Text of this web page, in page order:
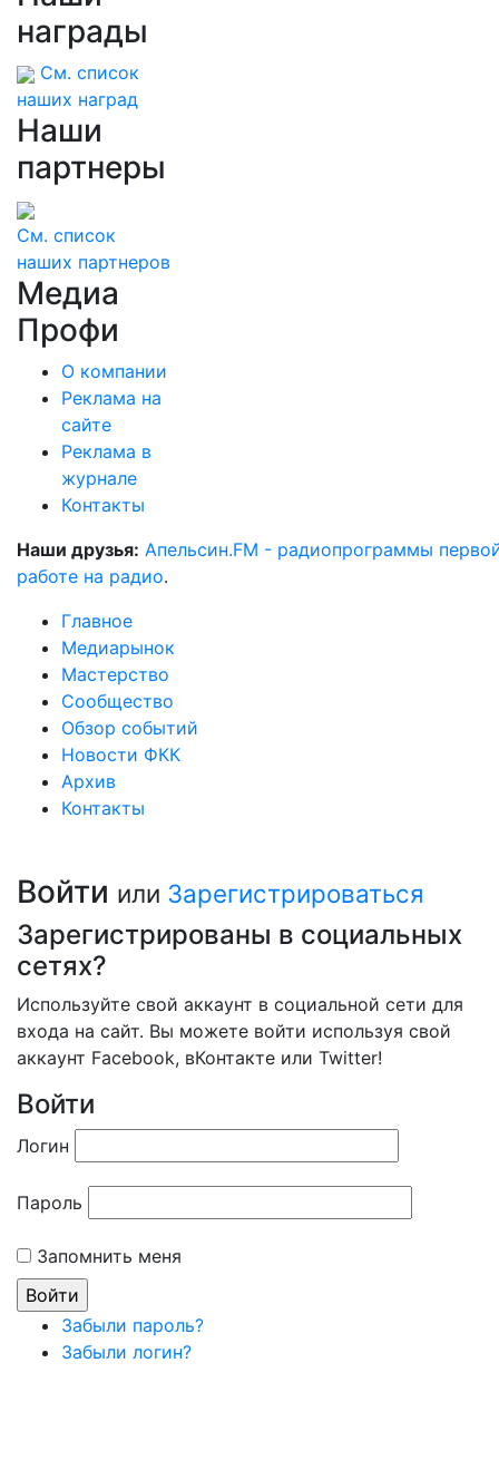
награды
См. список
наших наград
Наши
партнеры
См. список
наших партнеров
Медиа
Профи
О компании
Реклама на
сайте
Реклама в
журнале
Контакты
Наши друзья: Апельсин.FM - радиопрограммы
работе на радио.
Главное
Медиарынок
Мастерство
Сообщество
Обзор событий
Новости ФКК
Архив
Контакты
Войти или Зарегистрироваться
Зарегистрированы в социальных
сетях?
Используйте свой аккаунт в социальной сети для
входа на сайт. Вы можете войти используя свой
аккаунт Facebook, вКонтакте или Twitter!
Войти
Логин
Пароль
Запомнить меня
Забыли пароль?
Забыли логин?